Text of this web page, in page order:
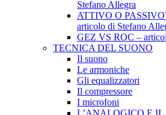
Stefano Allegra
ATTIVO O
articolo di Stefano
GEZ VS ROC –
TECNICA DEL SUONO
Il suono
Le armoniche
Gli equalizzatori
Il compressore
I microfoni
L’ANALOGICO E IL